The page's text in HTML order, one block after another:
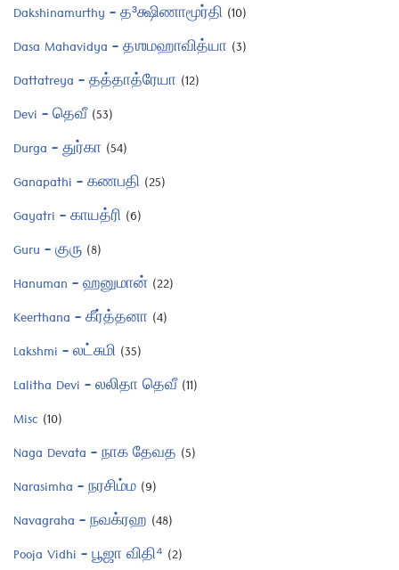
Dakshinamurthy – த³க்ஷிணாமூர்தி (10)
Dasa Mahavidya – தஶமஹாவித்யா (3)
Dattatreya – தத்தாத்ரேயா (12)
Devi – தெவீ(53)
Durga – துர்கா (54)
Ganapathi – கணபதி (25)
Gayatri – காயத்ரி (6)
Guru – குரு (8)
Hanuman – ஹனுமான் (22)
Keerthana – கீர்த்தனா (4)
Lakshmi – லட்சுமி (35)
Lalitha Devi – லலிதா தெவீ(11)
Misc (10)
Naga Devata – நாக தேவத (5)
Narasimha – நரசிம்ம (9)
Navagraha – நவக்ரஹ (48)
Pooja Vidhi – பூஜா விதி⁴ (2)